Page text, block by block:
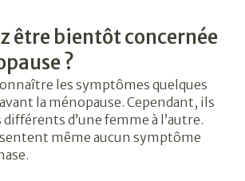
être bientôt concernée
?
les symptômes quelques
la ménopause. Cependant, ils
d’une femme à l’autre.
même aucun symptôme